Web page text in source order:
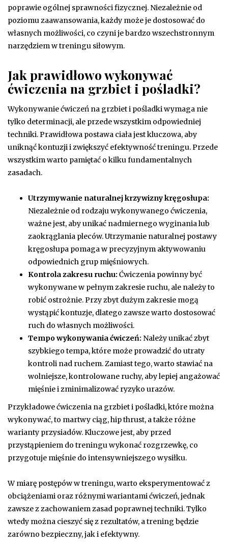
poprawie ogólnej sprawności fizycznej. Niezależnie od
poziomu zaawansowania, każdy może je dostosować do
własnych możliwości, co czyni je bardzo wszechstronnym
narzędziem w treningu siłowym.
Jak prawidłowo wykonywać
ćwiczenia na grzbiet i pośladki?
Wykonywanie ćwiczeń na grzbiet i pośladki wymaga nie
tylko determinacji, ale przede wszystkim odpowiedniej
techniki. Prawidłowa postawa ciała jest kluczowa, aby
uniknąć kontuzji i zwiększyć efektywność treningu. Przede
wszystkim warto pamiętać o kilku fundamentalnych
zasadach.
Utrzymywanie naturalnej krzywizny kręgosłupa:
Niezależnie od rodzaju wykonywanego ćwiczenia,
ważne jest, aby unikać nadmiernego wyginania lub
zaokrąglania pleców. Utrzymanie naturalnej postawy
kręgosłupa pomaga w precyzyjnym aktywowaniu
odpowiednich grup mięśniowych.
Kontrola zakresu ruchu: Ćwiczenia powinny być
wykonywane w pełnym zakresie ruchu, ale należy to
robić ostrożnie. Przy zbyt dużym zakresie mogą
wystąpić kontuzje, dlatego zawsze warto dostosować
ruch do własnych możliwości.
Tempo wykonywania ćwiczeń: Należy unikać zbyt
szybkiego tempa, które może prowadzić do utraty
kontroli nad ruchem. Zamiast tego, warto stawiać na
wolniejsze, kontrolowane ruchy, aby lepiej angażować
mięśnie i zminimalizować ryzyko urazów.
Przykładowe ćwiczenia na grzbiet i pośladki, które można
wykonywać, to martwy ciąg, hip thrust, a także różne
warianty przysiadów. Kluczowe jest, aby przed
przystąpieniem do treningu wykonać rozgrzewkę, co
przygotuje mięśnie do intensywniejszego wysiłku.
W miarę postępów w treningu, warto eksperymentować z
obciążeniami oraz różnymi wariantami ćwiczeń, jednak
zawsze z zachowaniem zasad poprawnej techniki. Tylko
wtedy można cieszyć się z rezultatów, a trening będzie
zarówno bezpieczny, jak i efektywny.